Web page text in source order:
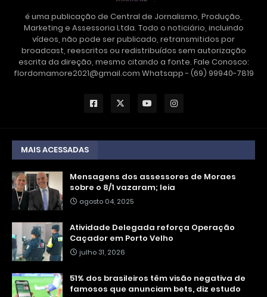
é uma publicação de Central de Jornalismo, Produção,
Marketing e Assessoria Ltda. Todo o noticiário, incluindo
vídeos, não pode ser publicado, retransmitidos por
broadcast, reescritos ou redistribuídos sem autorização
escrita da direção, mesmo citando a fonte. Fale Conosco:
flordomamore2021@gmail.com Whatsapp - (69) 99940-7819
MAIS ACESSADAS
Mensagens dos assessores de Moraes
sobre o 8/1 vazaram; leia
agosto 04, 2025
Atividade Delegada reforça Operação
Caçador em Porto Velho
julho 31, 2026
51% dos brasileiros têm visão negativa de
famosos que anunciam bets, diz estudo